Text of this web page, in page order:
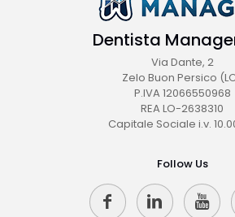
Dentista
Via Dante, 2
Zelo Buon Persico
P.IVA 12066550968
REA LO-2638310
Capitale Sociale i.v.
Follow Us